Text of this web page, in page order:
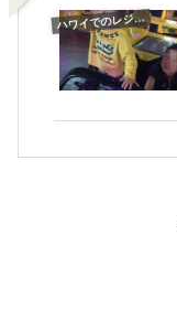
ハ
ワイでのレジャー